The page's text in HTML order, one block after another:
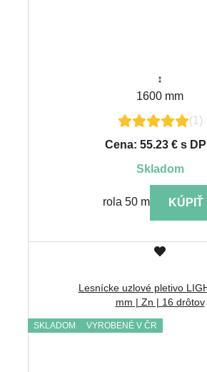
↕
1600 mm
(1)
Cena: 55.23 € s
skladom
rola 50 m KÚPIŤ
Lesnícke uzlové pletivo
mm | Zn | 16 drôtov
SKLADOM VYROBENÉ V ČR